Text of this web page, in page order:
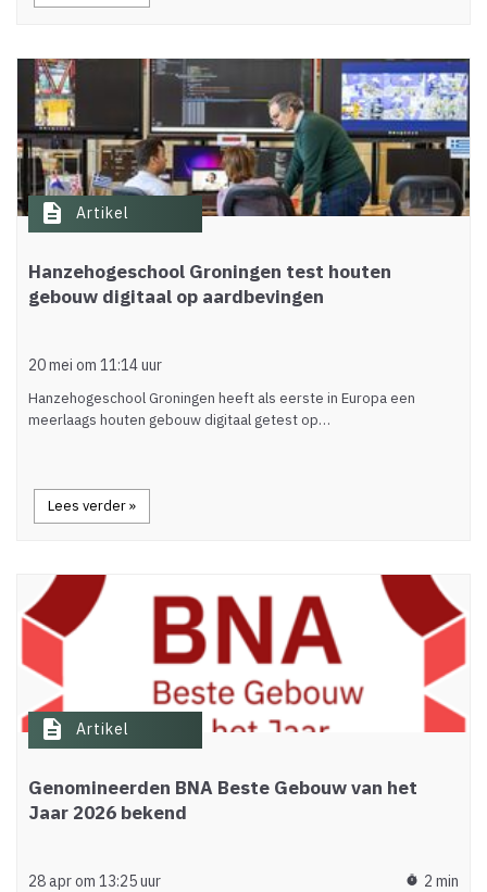
description Artikel
Hanzehogeschool Groningen test houten
gebouw digitaal op aardbevingen
20 mei om 11:14 uur
Hanzehogeschool Groningen heeft als eerste in Europa een
meerlaags houten gebouw digitaal getest op…
Lees verder »
description Artikel
Genomineerden BNA Beste Gebouw van het
Jaar 2026 bekend
28 apr om 13:25 uur timer 2 min